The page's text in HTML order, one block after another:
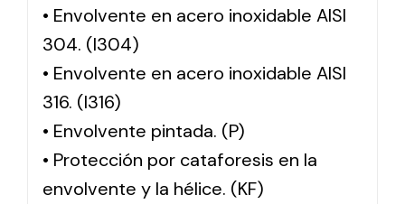
• Envolvente en acero inoxidable AISI
304. (I304)
• Envolvente en acero inoxidable AISI
316. (I316)
• Envolvente pintada. (P)
• Protección por cataforesis en la
envolvente y la hélice. (KF)